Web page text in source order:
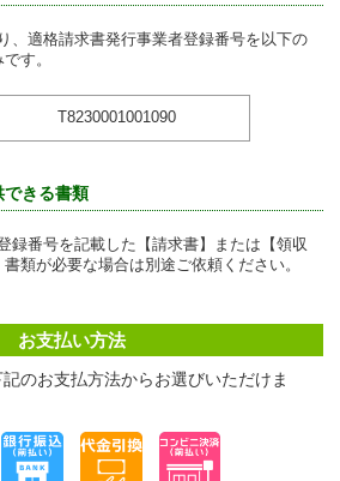
、適格請求書発行事業者登録番号を以下の
す。
T8230001001090
できる書類
録番号を記載した【請求書】または【領収
類が必要な場合は別途ご依頼ください。
お支払い方法
のお支払方法からお選びいただけま